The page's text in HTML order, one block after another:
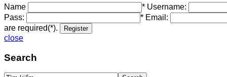
Name * Username:
Pass:
* Email:
are required(*).
close
Search